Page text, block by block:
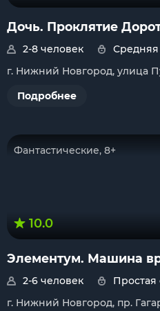
Дочь. Проклятие
2-8 человек
Средняя
г. Нижний Новгород, улица
Подробнее
Фантастические, 8+
10.0
Элементум. Машина
2-6 человек
Простая
г. Нижний Новгород, пр.